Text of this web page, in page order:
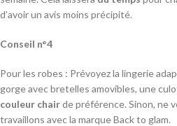
d’avoir un avis moins précipité.
Conseil n°4
Pour les robes : Prévoyez la lingerie
gorge avec bretelles amovibles, une
couleur chairde préférence. Sinon, ne
travaillons avec la marque Back to glam.